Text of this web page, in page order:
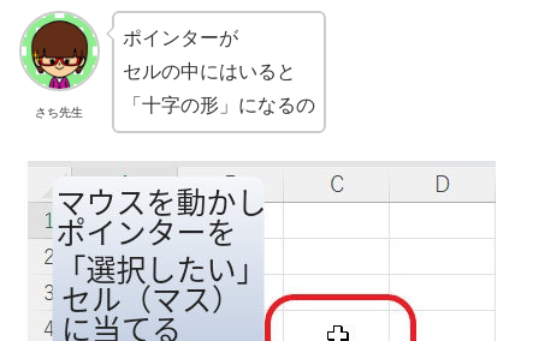
さち先生
ポインターが
セルの中にはいると
「十字の形」になるの